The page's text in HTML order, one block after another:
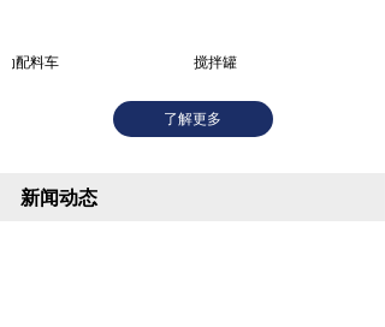
配料车 搅拌罐
了解更多
新闻动态